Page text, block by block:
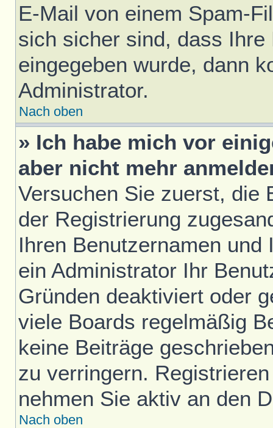
E-Mail von einem Spam-
sich sicher sind, dass
eingegeben wurde, dann
Administrator.
Nach oben
» Ich habe mich vor
aber nicht mehr
Versuchen Sie zuerst, die
der Registrierung
Ihren Benutzernamen
ein Administrator Ihr
Gründen deaktiviert oder
viele Boards regelmäßig
keine Beiträge
zu verringern.
nehmen Sie aktiv an den
Nach oben